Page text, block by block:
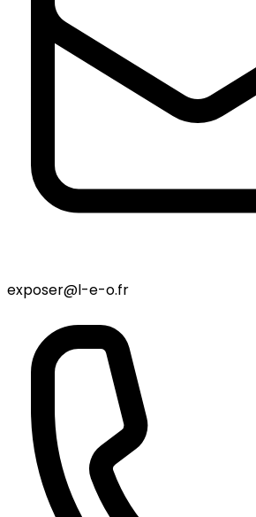
exposer@l-e-o.fr